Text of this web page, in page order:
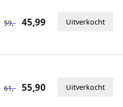
59,- 45,99 Uitverkocht
61,- 55,90 Uitverkocht